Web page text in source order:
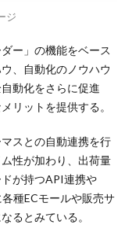
ジ
ー」の機能をベース
、自動化のノウハウ
動化をさらに促進
リットを提供する。
スとの自動連携を行
性が加わり、出荷量
が持つAPI連携や
種ECモールや販売サ
るとみている。